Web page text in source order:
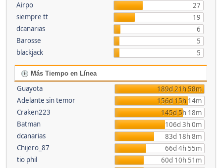
Airpo
27
siempre tt
19
dcanarias
6
Barosse
5
blackjack
5
Más Tiempo en Línea
Guayota
189d 21h 58m
Adelante sin temor
156d 15h 14m
Craken223
145d 5h 18m
Batman
106d 3h 0m
dcanarias
83d 18h 8m
Chijero_87
66d 4h 55m
tio phil
60d 10h 51m